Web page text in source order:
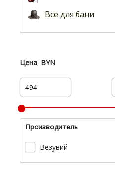
Все для бани
Цена, BYN
Производитель
Везувий